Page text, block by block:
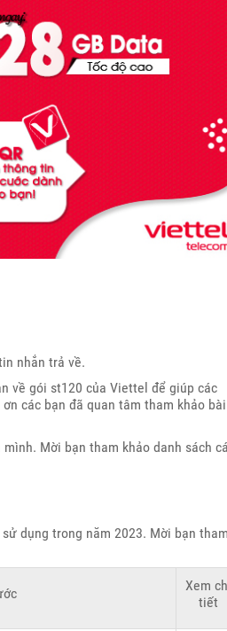
nhắn trả về.
về gói st120 của Viettel để giúp các
các bạn đã quan tâm tham khảo bài
Mời bạn tham khảo danh sách
dụng trong năm 2023. Mời bạn
Xem
tiết